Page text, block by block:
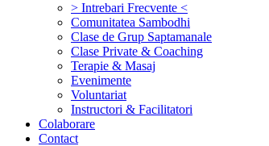
> Intrebari Frecvente <
Comunitatea Sambodhi
Clase de Grup Saptamanale
Clase Private & Coaching
Terapie & Masaj
‎Evenimente
Voluntariat
‏‏‎Instructori & Facilitatori
Colaborare
Contact